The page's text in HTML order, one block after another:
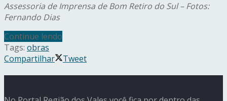
Assessoria de Imprensa de Bom Retiro do Sul – Fotos:
Fernando Dias
Continue lendo
Tags: obras
Compartilhar
Tweet